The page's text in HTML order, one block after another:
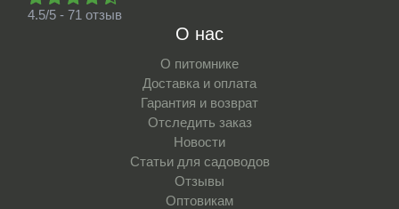
4.5/5 - 71 отзыв
О нас
О питомнике
Доставка и оплата
Гарантия и возврат
Отследить заказ
Новости
Статьи для садоводов
Отзывы
Оптовикам